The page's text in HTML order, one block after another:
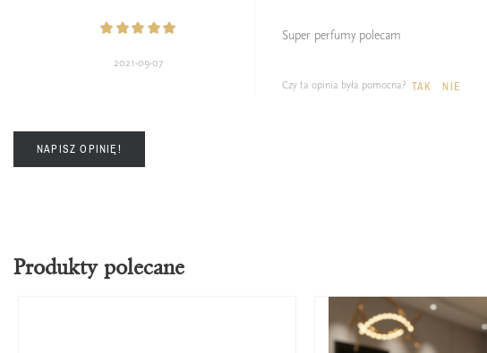
2021-09-07
Super perfumy polecam
Czy ta opinia była pomocna? TAK NIE
NAPISZ OPINIĘ!
Produkty polecane